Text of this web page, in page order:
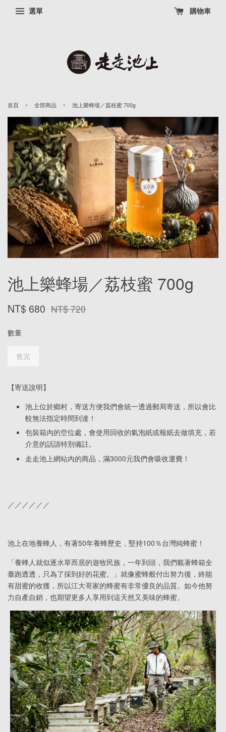
選單 購物車
首頁 › 全部商品 › 池上樂蜂場／荔枝蜜 700g
池上樂蜂場／荔枝蜜 700g
NT$ 680 NT$ 720
數量
售完
【寄送說明】
池上位於鄉村，寄送方便我們會統一透過郵局寄送，所以會比
較無法指定時間到達！
包裝箱內的空位處，會使用回收的氣泡紙或報紙去做填充，若
介意的話請特別備註。
走走池上網站內的商品，滿3000元我們會吸收運費！
／／／／／／
池上在地養蜂人，有著50年養蜂歷史，堅持100％台灣純蜂蜜！
「養蜂人就似逐水草而居的遊牧民族，一年到頭，我們載著蜂箱全
臺跑透透，只為了採到好的花蜜。」就像蜜蜂般付出努力後，終能
有甜蜜的收獲，所以江大哥家的蜂蜜有非常優良的品質。如今他努
力自產自銷，也期望更多人享用到這天然又美味的蜂蜜。